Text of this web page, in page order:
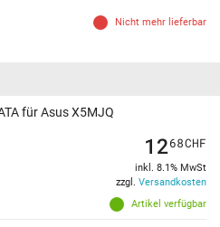
Nicht mehr lieferbar
für Asus X5MJQ
Artikel verfügbar
1268CHF
inkl. 8.1% MwSt
zzgl. Versandkosten